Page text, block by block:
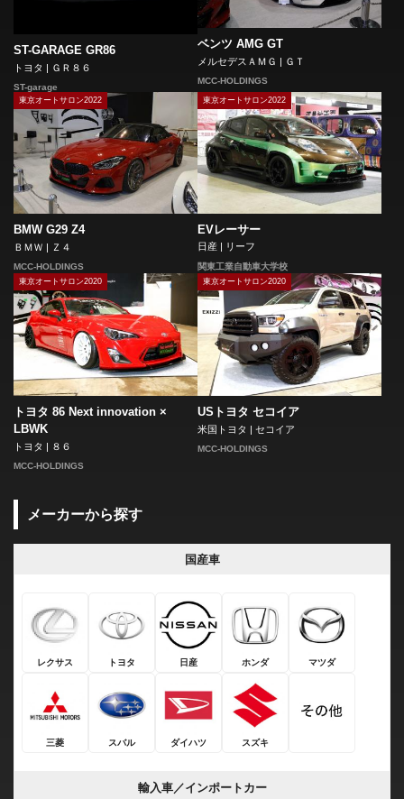
ST-GARAGE GR86
トヨタ | ＧＲ８６
ST-garage
ベンツ AMG GT
メルセデスＡＭＧ | ＧＴ
MCC-HOLDINGS
東京オートサロン2022
BMW G29 Z4
ＢＭＷ | Ｚ４
MCC-HOLDINGS
東京オートサロン2022
EVレーサー
日産 | リーフ
関東工業自動車大学校
東京オートサロン2020
トヨタ 86 Next innovation ×
LBWK
トヨタ | ８６
MCC-HOLDINGS
東京オートサロン2020
USトヨタ セコイア
米国トヨタ | セコイア
MCC-HOLDINGS
メーカーから探す
国産車
レクサス トヨタ 日産 ホンダ マツダ
三菱 スバル ダイハツ スズキ
輸入車／インポートカー